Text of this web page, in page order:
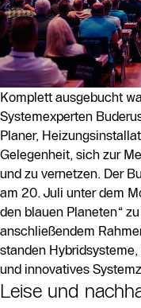
Komplett ausgebucht
Systemexperten
Planer,
Gelegenheit, sich zur
und zu vernetzen. Der
am 20. Juli unter dem
den blauen Planeten“
anschließendem
standen
und innovatives
Leise und